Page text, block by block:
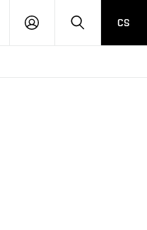
LOG
SEARCHCS